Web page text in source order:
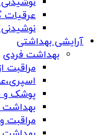
عرقیات
نوشیدنی
آرایشی بهداشتی
بهداشت فردی
مراقبت
پوشک و
مراقبت